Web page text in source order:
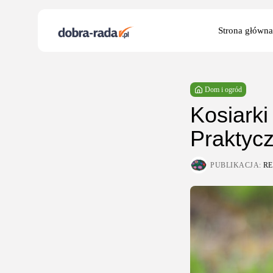
Strona główna
for:
Dom i ogród
PUBLIKACJA: